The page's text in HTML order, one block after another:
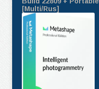
[Multi/Rus]